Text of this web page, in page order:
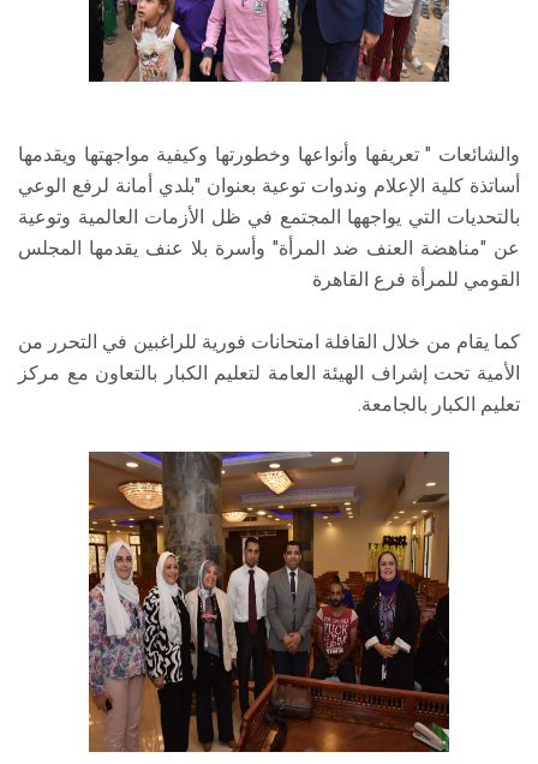
والشائعات " تعريفها وأنواعها وخطورتها وكيفية مواجهتها ويقدمها
أساتذة كلية الإعلام وندوات توعية بعنوان "بلدي أمانة لرفع الوعي
بالتحديات التي يواجهها المجتمع في ظل الأزمات العالمية وتوعية
عن "مناهضة العنف ضد المرأة" وأسرة بلا عنف يقدمها المجلس
القومي للمرأة فرع القاهرة
كما يقام من خلال القافلة امتحانات فورية للراغبين في التحرر من
الأمية تحت إشراف الهيئة العامة لتعليم الكبار بالتعاون مع مركز
تعليم الكبار بالجامعة.